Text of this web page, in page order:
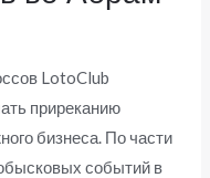
LotoClub
приреканию
бизнеса. По части
событий в